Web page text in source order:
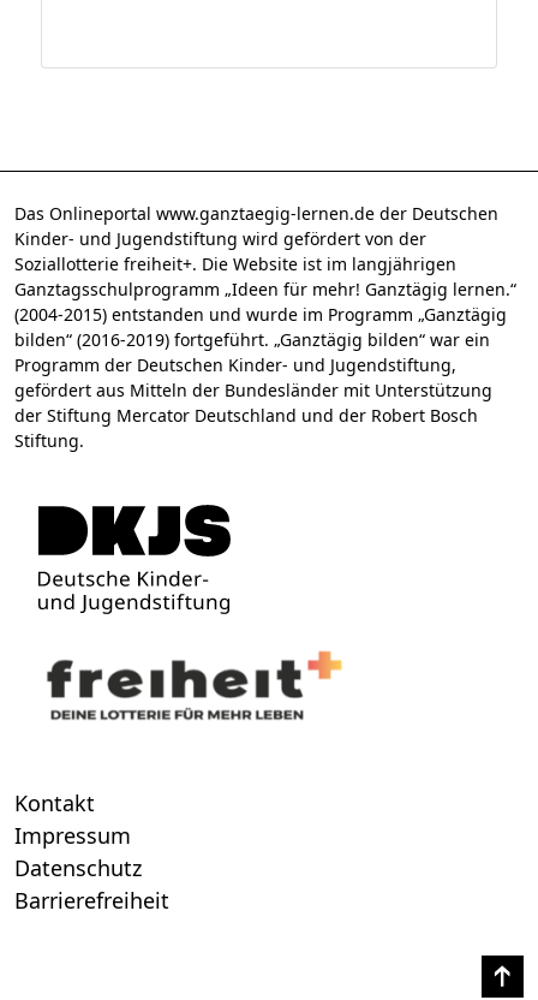
Das Onlineportal www.ganztaegig-lernen.de der Deutschen
Kinder- und Jugendstiftung wird gefördert von der
Soziallotterie freiheit+. Die Website ist im langjährigen
Ganztagsschulprogramm „Ideen für mehr! Ganztägig lernen.“
(2004-2015) entstanden und wurde im Programm „Ganztägig
bilden“ (2016-2019) fortgeführt. „Ganztägig bilden“ war ein
Programm der Deutschen Kinder- und Jugendstiftung,
gefördert aus Mitteln der Bundesländer mit Unterstützung
der Stiftung Mercator Deutschland und der Robert Bosch
Stiftung.
Kontakt
Impressum
Datenschutz
Barrierefreiheit